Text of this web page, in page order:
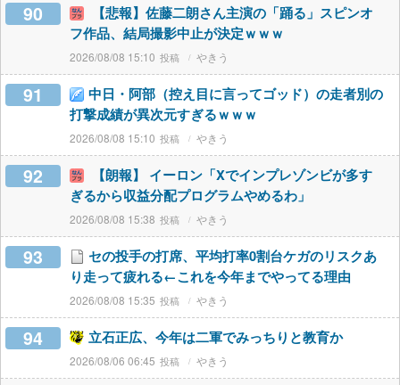
90
【悲報】佐藤二朗さん主演の「踊る」スピンオ
フ作品、結局撮影中止が決定ｗｗｗ
2026/08/08 15:10 やきう
91
中日・阿部（控え目に言ってゴッド）の走者別の
打撃成績が異次元すぎるｗｗｗ
2026/08/08 15:10 やきう
92
【朗報】 イーロン「Xでインプレゾンビが多す
ぎるから収益分配プログラムやめるわ」
2026/08/08 15:38 やきう
93
セの投手の打席、平均打率0割台ケガのリスクあ
り走って疲れる←これを今年までやってる理由
2026/08/08 15:35 やきう
94 立石正広、今年は二軍でみっちりと教育か
2026/08/06 06:45 やきう